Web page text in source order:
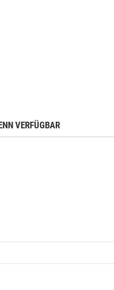
VERFÜGBAR